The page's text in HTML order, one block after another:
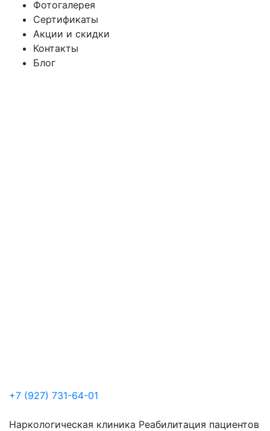
Фотогалерея
Сертификаты
Акции и скидки
Контакты
Блог
+7 (927) 731-64-01
Наркологическая клиника Реабилитация пациентов